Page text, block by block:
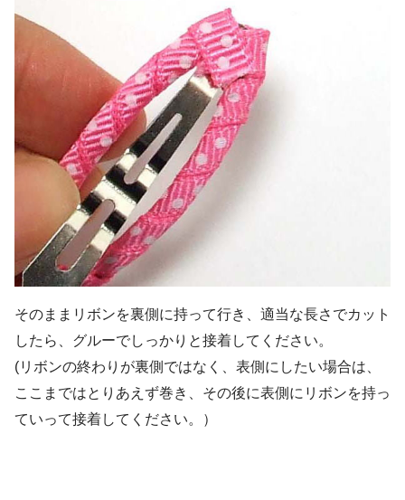
そのままリボンを裏側に持って行き、適当な長さでカット
したら、グルーでしっかりと接着してください。
(リボンの終わりが裏側ではなく、表側にしたい場合は、
ここまではとりあえず巻き、その後に表側にリボンを持っ
ていって接着してください。）